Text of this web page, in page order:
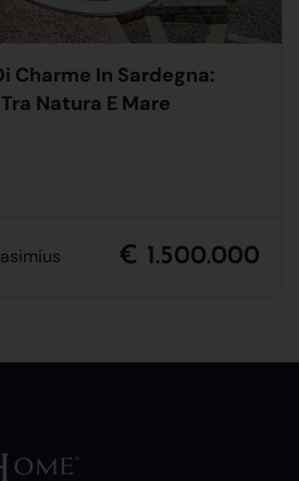
Charme In Sardegna:
Natura E Mare
€ 1.500.000